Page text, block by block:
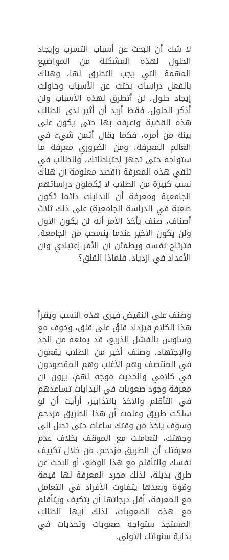
لا شك أن البحث عن أسباب التسرب وإيجاد
الحلول لهذه المشكلة من المواضيع
المهمة التي يجب التطرق لها، وهناك
بالفعل دراسات بحثت عن الأسباب وحاولت
إيجاد حلول، لن أتطرق لهذه الأسباب ولن
أذكر الحلول، فقط أريد أن أثير لدى الطالب
هذه القضية وأعرفه بها حتى يكون على
بينة من أمره، فكما يقال أثمن شيء في
العالم المعرفة، ومن الضروري معرفة ما
ستواجه حتى تجهز إحتياطاتك، والطالب في
تلقي هذه المعرفة (أقصد معلومة أن هناك
نسب كبيرة من الطلاب لا يُكملون دراساتهم
الجامعية ومعرفة أن البدايات دائما تكون
صعبة في الدراسة الجامعية) على ذلك ثلاث
أصناف، صنف يأخذ الأمر أنه لن يكون الأول
ولن يكون الأخير عندما ينسحب من الجامعة،
فترتاح نفسه ويطمئن أن الأمر إعتيادي وأن
الأعداد في ازدياد، فلماذا القلق؟
وصنف على النقيض فيرى هذه النسب ويقرأ
هذا الكلام قيزداد قلقُ على قلق، وخوف مع
وساوس بالفشل الذريع، قد يمنعه من الجد
والإجتهاد، وصنف أخير من الطلاب يقعون
في المنتصف وهم الأغلب وهم المقصودون
في كلامي والحديث موجه لهم، يرون أن
معرفة وجود صعوبات في البدايات تساعدهم
في التأقلم والأخذ بالتدابير، أرأيت أن لو
سلكت طريق وعلمت أن هذا الطريق مزدحم
وسوف يأخذ من وقتك ساعات حتى تصل إلى
وجهتك، لتعاملت مع الموقف بخلاف عدم
معرفتك أن الطريق مزدحم، من خلال تكييف
نفسك والتأقلم مع هذا الوضع، أو البحث عن
طرق بديلة، لذلك مجرد المعرفة لها قيمة
وقوة وبعدها يتفاوت الأفراد في التعامل
مع المعرفة، أقل درجاتها أن يتكيف ويتأقلم
مع هذه الصعوبات، لذلك أيها الطالب
المستجد ستواجه صعوبات وتحديات في
بداية سنواتك الأولى.